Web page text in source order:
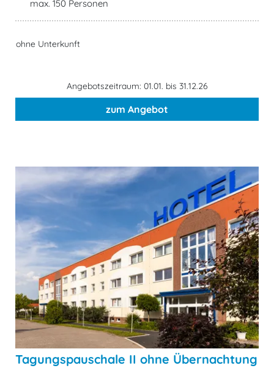
max. 150 Personen
ohne Unterkunft
Angebotszeitraum: 01.01. bis 31.12.26
zum Angebot
Tagungspauschale II ohne Übernachtung